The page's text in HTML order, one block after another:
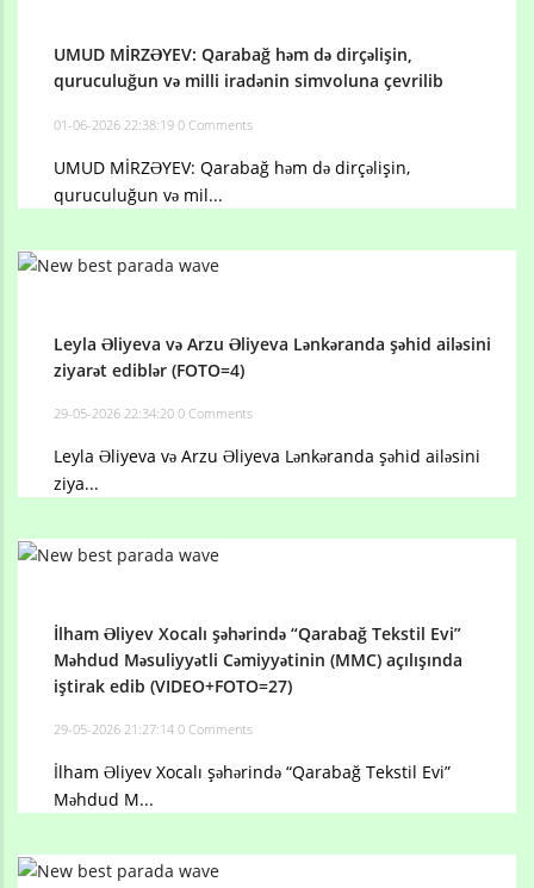
UMUD MİRZƏYEV: Qarabağ həm də dirçəlişin,
quruculuğun və milli iradənin simvoluna çevrilib
01-06-2026 22:38:19 0 Comments
UMUD MİRZƏYEV: Qarabağ həm də dirçəlişin,
quruculuğun və mil...
Leyla Əliyeva və Arzu Əliyeva Lənkəranda şəhid ailəsini
ziyarət ediblər (FOTO=4)
29-05-2026 22:34:20 0 Comments
Leyla Əliyeva və Arzu Əliyeva Lənkəranda şəhid ailəsini
ziya...
İlham Əliyev Xocalı şəhərində “Qarabağ Tekstil Evi”
Məhdud Məsuliyyətli Cəmiyyətinin (MMC) açılışında
iştirak edib (VIDEO+FOTO=27)
29-05-2026 21:27:14 0 Comments
İlham Əliyev Xocalı şəhərində “Qarabağ Tekstil Evi”
Məhdud M...